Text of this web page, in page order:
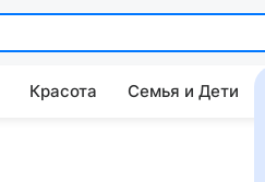
Красота Семья и Дети